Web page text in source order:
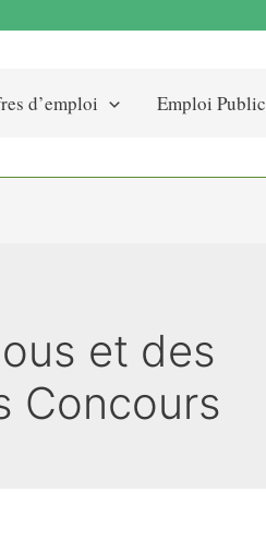
d’emploi Emploi Public
et des
Concours